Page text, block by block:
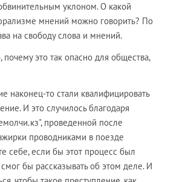
уклоном. О какой
мнений можно говорить? По
на свободу слова и мнений.
это так опасно для общества,
наконец-то стали квалифицировать
И это случилось благодаря
проведенной после
проводниками в поезде
себе, если бы этот процесс был
бы рассказывать об этом деле. И